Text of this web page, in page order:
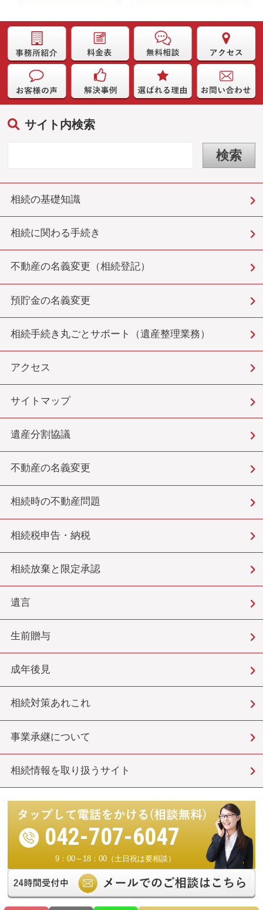
サイト内検索
相続の基礎知識
相続に関わる手続き
不動産の名義変更（相続登記）
預貯金の名義変更
相続手続き丸ごとサポート（遺産整理業務）
アクセス
サイトマップ
遺産分割協議
不動産の名義変更
相続時の不動産問題
相続税申告・納税
相続放棄と限定承認
遺言
生前贈与
成年後見
相続対策あれこれ
事業承継について
相続情報を取り扱うサイト
042-707-6047
9：00～18：00（土日祝は要相談）